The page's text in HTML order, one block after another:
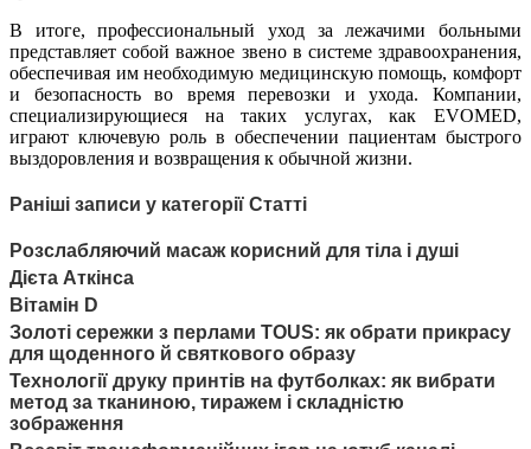
В итоге, профессиональный уход за лежачими больными
представляет собой важное звено в системе здравоохранения,
обеспечивая им необходимую медицинскую помощь, комфорт
и безопасность во время перевозки и ухода. Компании,
специализирующиеся на таких услугах, как EVOMED,
играют ключевую роль в обеспечении пациентам быстрого
выздоровления и возвращения к обычной жизни.
Раніші записи у категорії Статті
Розслабляючий масаж корисний для тіла і душі
Дієта Аткінса
Вітамін D
Золоті сережки з перлами TOUS: як обрати прикрасу
для щоденного й святкового образу
Технології друку принтів на футболках: як вибрати
метод за тканиною, тиражем і складністю
зображення